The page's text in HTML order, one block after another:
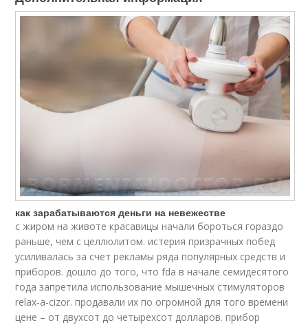
как зарабатываются деньги на невежестве
с жиром на животе красавицы начали бороться гораздо
раньше, чем с целлюлитом. истерия призрачных побед
усиливалась за счет рекламы ряда популярных средств и
приборов. дошло до того, что fda в начале семидесятого
года запретила использование мышечных стимуляторов
relax-a-cizor. продавали их по огромной для того времени
цене – от двухсот до четырехсот долларов. прибор